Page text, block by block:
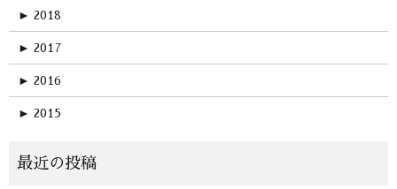
► 2018
► 2017
► 2016
► 2015